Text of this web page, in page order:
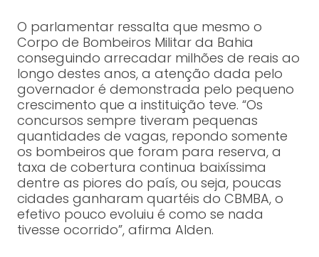
O parlamentar ressalta que mesmo o
Corpo de Bombeiros Militar da Bahia
conseguindo arrecadar milhões de reais ao
longo destes anos, a atenção dada pelo
governador é demonstrada pelo pequeno
crescimento que a instituição teve. “Os
concursos sempre tiveram pequenas
quantidades de vagas, repondo somente
os bombeiros que foram para reserva, a
taxa de cobertura continua baixíssima
dentre as piores do país, ou seja, poucas
cidades ganharam quartéis do CBMBA, o
efetivo pouco evoluiu é como se nada
tivesse ocorrido”, afirma Alden.